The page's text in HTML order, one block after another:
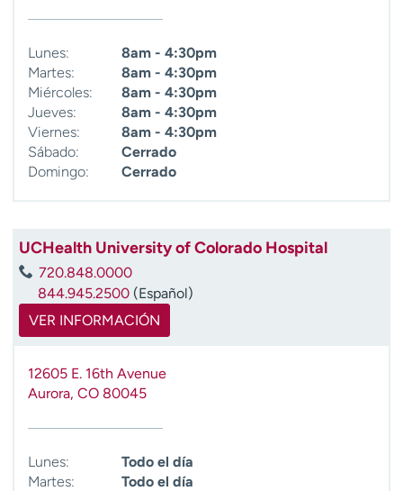
Lunes:
8am - 4:30pm
Martes:
8am - 4:30pm
Miércoles:
8am - 4:30pm
Jueves:
8am - 4:30pm
Viernes:
8am - 4:30pm
Sábado:
Cerrado
Domingo:
Cerrado
UCHealth University of Colorado Hospital
720.848.0000
844.945.2500 (Español)
VER INFORMACIÓN
12605 E. 16th Avenue
Aurora, CO 80045
Lunes:
Todo el día
Martes:
Todo el día